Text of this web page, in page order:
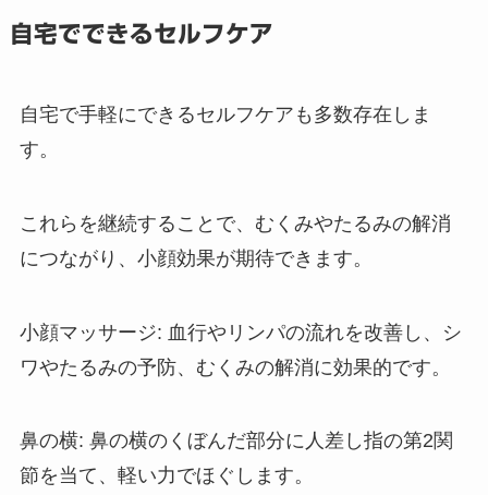
自宅でできるセルフケア
自宅で手軽にできるセルフケアも多数存在しま
す。
これらを継続することで、むくみやたるみの解消
につながり、小顔効果が期待できます。
小顔マッサージ: 血行やリンパの流れを改善し、シ
ワやたるみの予防、むくみの解消に効果的です。
鼻の横: 鼻の横のくぼんだ部分に人差し指の第2関
節を当て、軽い力でほぐします。